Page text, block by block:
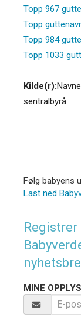
Topp 967
Topp
Topp 984
Topp 1033
Kilde(r):
sentralbyrå.
Følg babyens
Last ned
MINE